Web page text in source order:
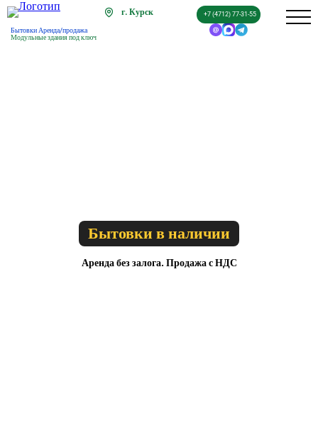
г. Курск +7 (4712) 77-31-55
Бытовки Аренда/продажа
Модульные здания под ключ
Бытовки в наличии
Аренда без залога. Продажа с НДС